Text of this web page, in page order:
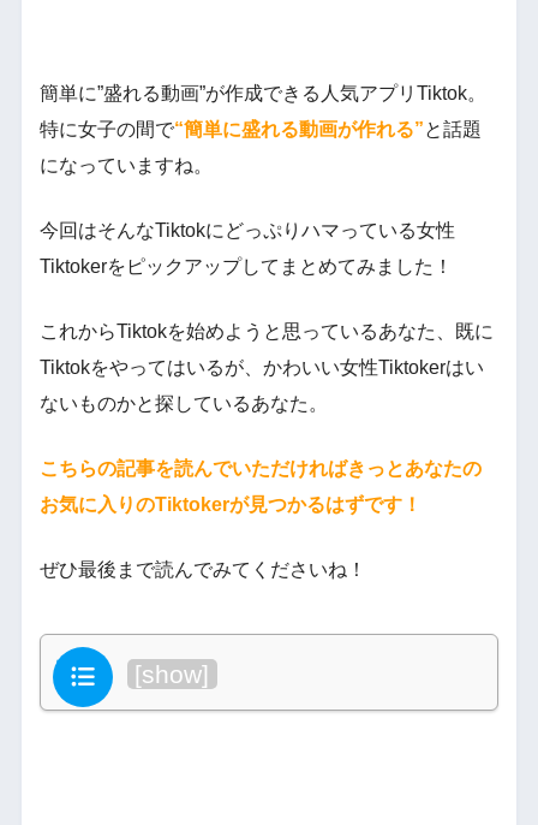
簡単に”盛れる動画”が作成できる人気アプリTiktok。
特に女子の間で“簡単に盛れる動画が作れる”と話題
になっていますね。
今回はそんなTiktokにどっぷりハマっている女性
Tiktokerをピックアップしてまとめてみました！
これからTiktokを始めようと思っているあなた、既に
Tiktokをやってはいるが、かわいい女性Tiktokerはい
ないものかと探しているあなた。
こちらの記事を読んでいただければきっとあなたの
お気に入りのTiktokerが見つかるはずです！
ぜひ最後まで読んでみてくださいね！
目次 [show]